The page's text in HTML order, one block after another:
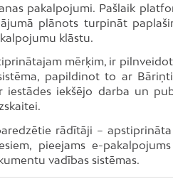
pakalpojumi. Pašlaik
plānots turpināt
klāstu.
mērķim, ir
papildinot to ar
iekšējo darba un
rādītāji –
pieejams e-
vadības sistēmas.